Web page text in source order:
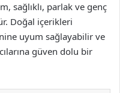
sağlıklı, parlak ve genç
Doğal içerikleri
uyum sağlayabilir ve
güven dolu bir